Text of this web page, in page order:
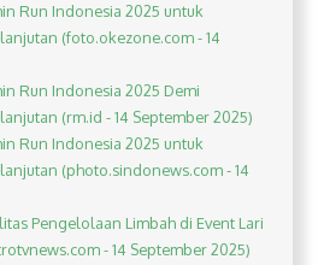
Run Indonesia 2025 untuk
(foto.okezone.com - 14
Run Indonesia 2025 Demi
(rm.id - 14 September 2025)
Run Indonesia 2025 untuk
(photo.sindonews.com - 14
Pengelolaan Limbah di Event Lari
- 14 September 2025)